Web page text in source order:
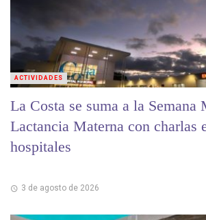
La Costa se suma a la Semana
Lactancia Materna con charlas
hospitales
3 de agosto de 2026
ACTIVIDADES